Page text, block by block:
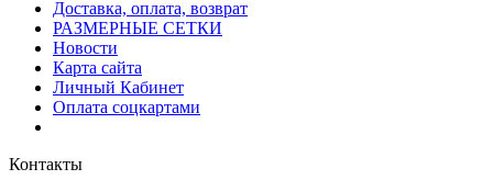
Доставка, оплата, возврат
РАЗМЕРНЫЕ СЕТКИ
Новости
Карта сайта
Личный Кабинет
Оплата соцкартами
Контакты